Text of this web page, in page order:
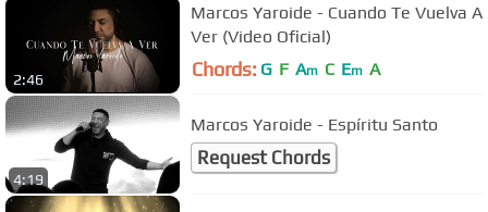
2:46
Marcos Yaroide - Cuando Te Vuelva A
Ver (Video Oficial)
Chords: G F Am C Em A
4:19
Marcos Yaroide - Espíritu Santo
Request Chords